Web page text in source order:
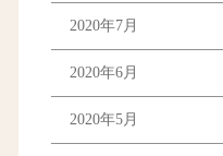
2020年7月
2020年6月
2020年5月